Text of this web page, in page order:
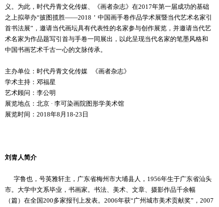
义。为此，时代丹青文化传媒、《画者杂志》在2017年第一届成功的基础
之上拟举办“披图揽胜——2018＇中国画手卷作品学术展暨当代艺术名家引
首书法展”，邀请当代画坛具有代表性的名家参与创作展览，并邀请当代艺
术名家为作品题写引首与手卷一同展出，以此呈现当代名家的笔墨风格和
中国书画艺术千古一心的文脉传承。
主办单位：时代丹青文化传媒 《画者杂志》
学术主持：邓福星
艺术顾问：李公明
展览地点：北京 · 李可染画院图形学美术馆
展览时间：2018年8月18-23日
刘胄人简介
字鲁也，号英雅轩主，广东省梅州市大埔县人，1956年生于广东省汕头
市。大学中文系毕业，书画家。书法、美术、文章、摄影作品千余幅
（篇）在全国200多家报刊上发表。2006年获“广州城市美术贡献奖”，2007